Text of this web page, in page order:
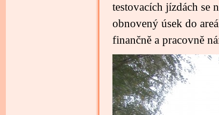
testovacích jízdách se
obnovený úsek do
finančně a pracovně